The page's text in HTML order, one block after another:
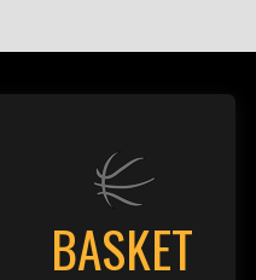
BASKET